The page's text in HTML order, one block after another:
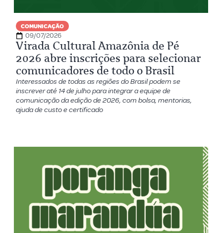
COMUNICAÇÃO
09/07/2026
Virada Cultural Amazônia de Pé
2026 abre inscrições para selecionar
comunicadores de todo o Brasil
Interessados de todas as regiões do Brasil podem se
inscrever até 14 de julho para integrar a equipe de
comunicação da edição de 2026, com bolsa, mentorias,
ajuda de custo e certificado